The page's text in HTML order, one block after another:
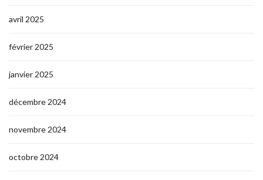
avril 2025
février 2025
janvier 2025
décembre 2024
novembre 2024
octobre 2024